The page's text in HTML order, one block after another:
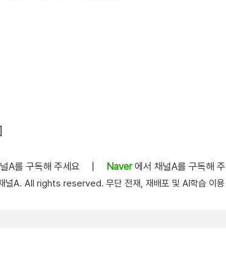
A를 구독해 주세요 Naver에서 채널A를 구독해
A. All rights reserved. 무단 전재, 재배포 및 AI학습 이용